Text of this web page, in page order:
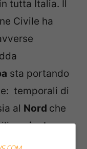
tutta Italia. Il
Civile ha
sta portando
temporali di
al Nord che
nevicate
ai